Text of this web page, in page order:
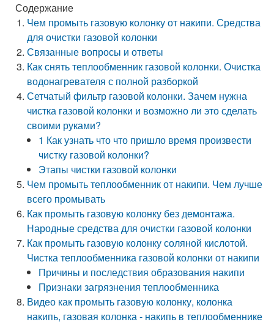
Содержание
Чем промыть газовую колонку от накипи. Средства
для очистки газовой колонки
Связанные вопросы и ответы
Как снять теплообменник газовой колонки. Очистка
водонагревателя с полной разборкой
Сетчатый фильтр газовой колонки. Зачем нужна
чистка газовой колонки и возможно ли это сделать
своими руками?
1 Как узнать что что пришло время произвести
чистку газовой колонки?
Этапы чистки газовой колонки
Чем промыть теплообменник от накипи. Чем лучше
всего промывать
Как промыть газовую колонку без демонтажа.
Народные средства для очистки газовой колонки
Как промыть газовую колонку соляной кислотой.
Чистка теплообменника газовой колонки от накипи
Причины и последствия образования накипи
Признаки загрязнения теплообменника
Видео как промыть газовую колонку, колонка
накипь, газовая колонка - накипь в теплообменнике